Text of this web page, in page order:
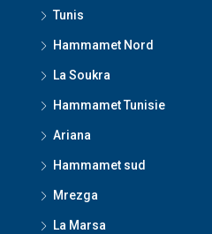
Tunis
Hammamet Nord
La Soukra
Hammamet Tunisie
Ariana
Hammamet sud
Mrezga
La Marsa